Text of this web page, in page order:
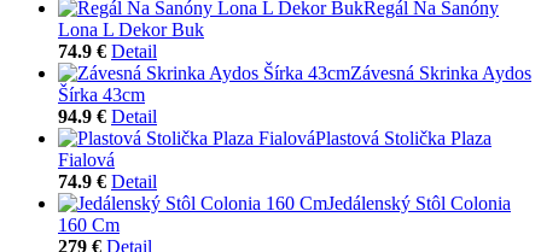
Regál Na Šanóny
Lona L Dekor Buk
74.9 € Detail
Závesná Skrinka Aydos
Šírka 43cm
94.9 € Detail
Plastová Stolička Plaza
Fialová
74.9 € Detail
Jedálenský Stôl Colonia
160 Cm
279 € Detail